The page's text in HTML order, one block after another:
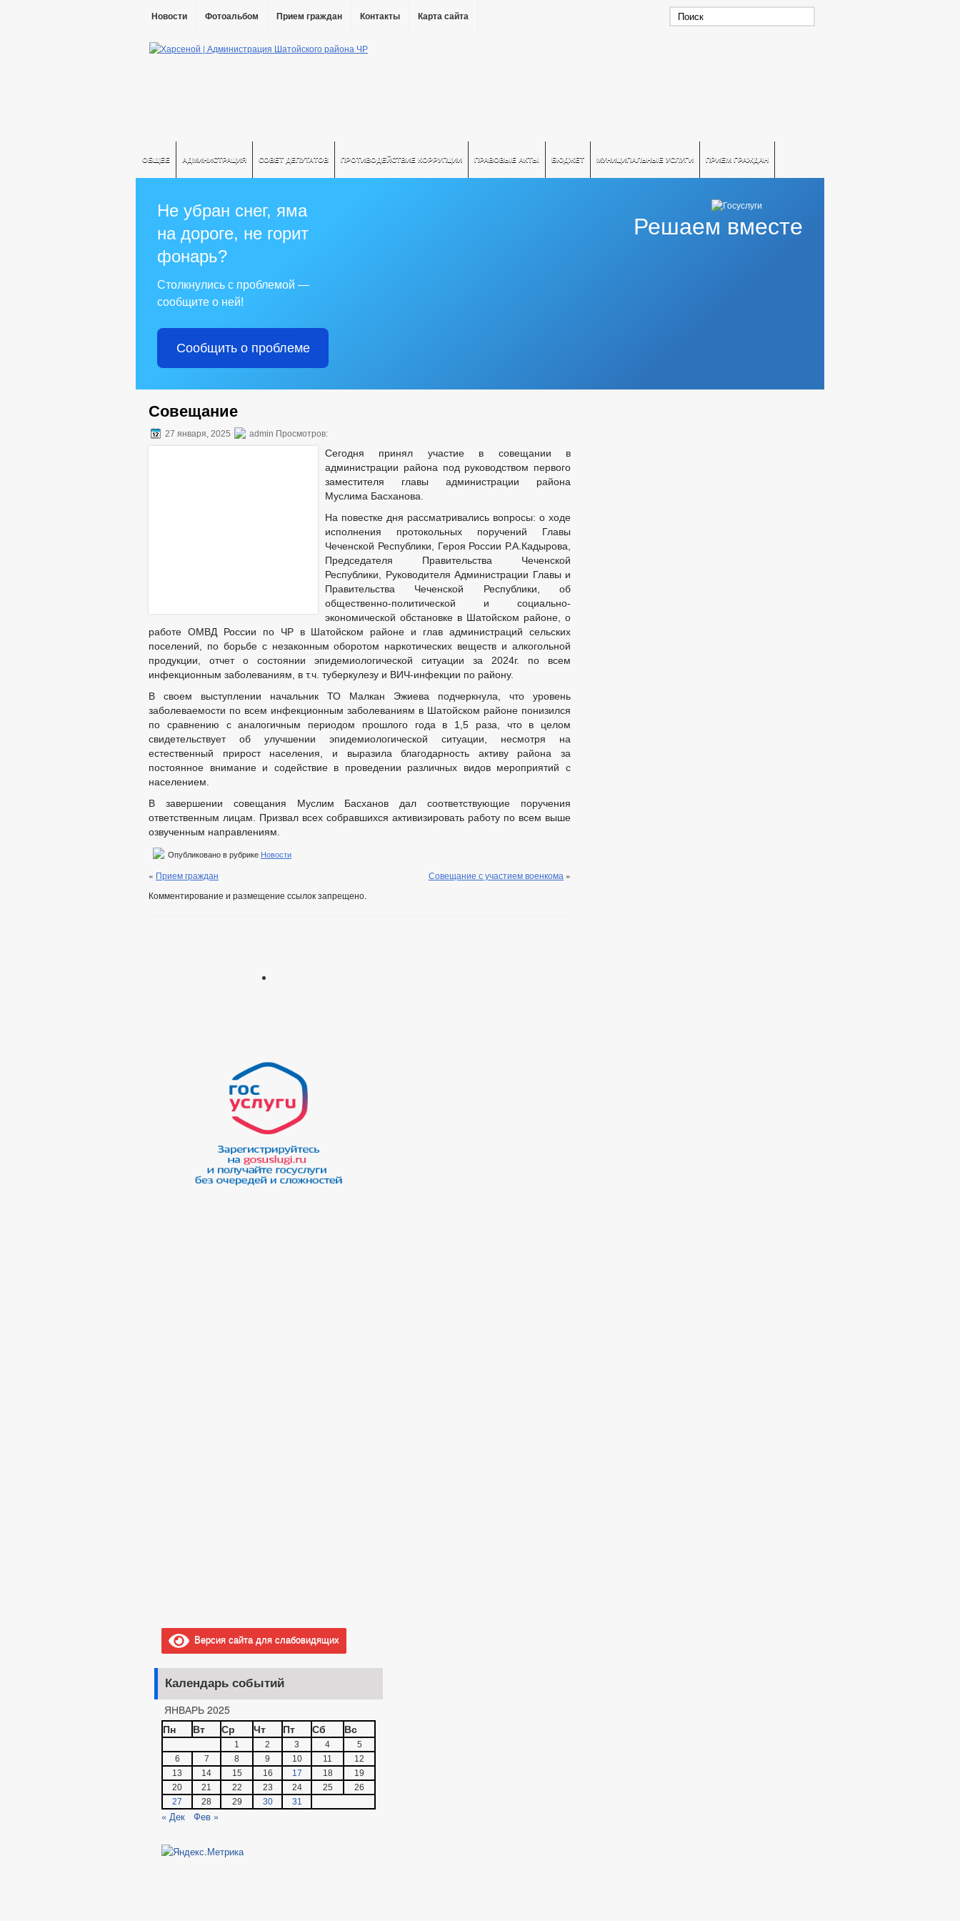
Новости Фотоальбом Прием граждан Контакты Карта сайта
ОБЩЕЕ АДМИНИСТРАЦИЯ СОВЕТ ДЕПУТАТОВ ПРОТИВОДЕЙСТВИЕ КОРРУПЦИИ ПРАВОВЫЕ АКТЫ БЮДЖЕТ МУНИЦИПАЛЬНЫЕ УСЛУГИ ПРИЕМ ГРАЖДАН
Решаем вместе
Не убран снег, яма
на дороге, не горит
фонарь?
Столкнулись с проблемой —
сообщите о ней!
Сообщить о проблеме
Совещание
27 января, 2025 admin Просмотров:
Сегодня принял участие в совещании в
администрации района под руководством первого
заместителя главы администрации района
Муслима Басханова.
На повестке дня рассматривались вопросы: о ходе
исполнения протокольных поручений Главы
Чеченской Республики, Героя России Р.А.Кадырова,
Председателя Правительства Чеченской
Республики, Руководителя Администрации Главы и
Правительства Чеченской Республики, об
общественно-политической и социально-
экономической обстановке в Шатойском районе, о
работе ОМВД России по ЧР в Шатойском районе и глав администраций сельских
поселений, по борьбе с незаконным оборотом наркотических веществ и алкогольной
продукции, отчет о состоянии эпидемиологической ситуации за 2024г. по всем
инфекционным заболеваниям, в т.ч. туберкулезу и ВИЧ-инфекции по району.
В своем выступлении начальник ТО Малкан Эжиева подчеркнула, что уровень
заболеваемости по всем инфекционным заболеваниям в Шатойском районе понизился
по сравнению с аналогичным периодом прошлого года в 1,5 раза, что в целом
свидетельствует об улучшении эпидемиологической ситуации, несмотря на
естественный прирост населения, и выразила благодарность активу района за
постоянное внимание и содействие в проведении различных видов мероприятий с
населением.
В завершении совещания Муслим Басханов дал соответствующие поручения
ответственным лицам. Призвал всех собравшихся активизировать работу по всем выше
озвученным направлениям.
Опубликовано в рубрике Новости
« Прием граждан Совещание с участием военкома »
Комментирование и размещение ссылок запрещено.
Версия сайта для слабовидящих
Календарь событий
ЯНВАРЬ 2025
Пн
Вт Ср Чт Пт Сб Вс
1 2 3 4
5
6
7 8 9 10 11
12
13
14 15 16 17 18
19
20
21 22 23 24 25
26
27
28 29 30 31
« Дек Фев »